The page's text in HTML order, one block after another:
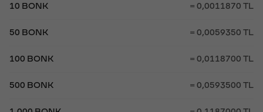
10 BONK = 0,0011870 TL
50 BONK = 0,0059350 TL
100 BONK = 0,0118700 TL
500 BONK = 0,0593500 TL